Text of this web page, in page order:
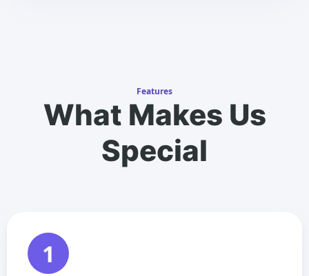
Features
What Makes Us
Special
1